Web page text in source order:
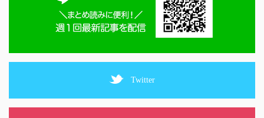
Twitter